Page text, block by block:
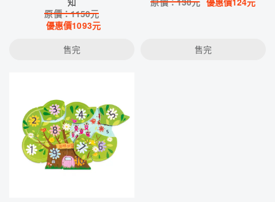
原價：1150元
優惠價1093元
售完
售完